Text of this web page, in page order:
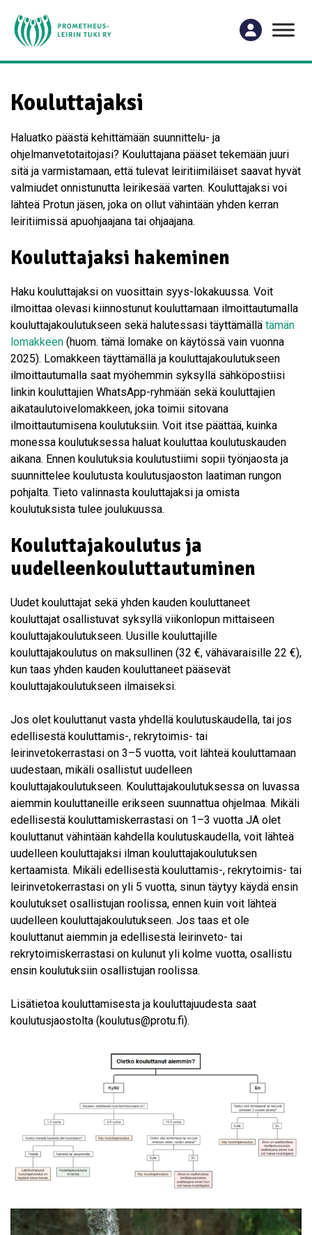
Kouluttajaksi
Haluatko päästä kehittämään suunnittelu- ja
ohjelmanvetotaitojasi? Kouluttajana pääset tekemään juuri
sitä ja varmistamaan, että tulevat leiritiimiläiset saavat hyvät
valmiudet onnistunutta leirikesää varten. Kouluttajaksi voi
lähteä Protun jäsen, joka on ollut vähintään yhden kerran
leiritiimissä apuohjaajana tai ohjaajana.
Kouluttajaksi hakeminen
Haku kouluttajaksi on vuosittain syys-lokakuussa. Voit
ilmoittaa olevasi kiinnostunut kouluttamaan ilmoittautumalla
kouluttajakoulutukseen sekä halutessasi täyttämällä tämän
lomakkeen (huom. tämä lomake on käytössä vain vuonna
2025). Lomakkeen täyttämällä ja kouluttajakoulutukseen
ilmoittautumalla saat myöhemmin syksyllä sähköpostiisi
linkin kouluttajien WhatsApp-ryhmään sekä kouluttajien
aikataulutoivelomakkeen, joka toimii sitovana
ilmoittautumisena koulutuksiin. Voit itse päättää, kuinka
monessa koulutuksessa haluat kouluttaa koulutuskauden
aikana. Ennen koulutuksia koulutustiimi sopii työnjaosta ja
suunnittelee koulutusta koulutusjaoston laatiman rungon
pohjalta. Tieto valinnasta kouluttajaksi ja omista
koulutuksista tulee joulukuussa.
Kouluttajakoulutus ja
uudelleenkouluttautuminen
Uudet kouluttajat sekä yhden kauden kouluttaneet
kouluttajat osallistuvat syksyllä viikonlopun mittaiseen
kouluttajakoulutukseen. Uusille kouluttajille
kouluttajakoulutus on maksullinen (32 €, vähävaraisille 22 €),
kun taas yhden kauden kouluttaneet pääsevät
kouluttajakoulutukseen ilmaiseksi.
Jos olet kouluttanut vasta yhdellä koulutuskaudella, tai jos
edellisestä kouluttamis-, rekrytoimis- tai
leirinvetokerrastasi on 3–5 vuotta, voit lähteä kouluttamaan
uudestaan, mikäli osallistut uudelleen
kouluttajakoulutukseen. Kouluttajakoulutuksessa on luvassa
aiemmin kouluttaneille erikseen suunnattua ohjelmaa. Mikäli
edellisestä kouluttamiskerrastasi on 1–3 vuotta JA olet
kouluttanut vähintään kahdella koulutuskaudella, voit lähteä
uudelleen kouluttajaksi ilman kouluttajakoulutuksen
kertaamista. Mikäli edellisestä kouluttamis-, rekrytoimis- tai
leirinvetokerrastasi on yli 5 vuotta, sinun täytyy käydä ensin
koulutukset osallistujan roolissa, ennen kuin voit lähteä
uudelleen kouluttajakoulutukseen. Jos taas et ole
kouluttanut aiemmin ja edellisestä leirinveto- tai
rekrytoimiskerrastasi on kulunut yli kolme vuotta, osallistu
ensin koulutuksiin osallistujan roolissa.
Lisätietoa kouluttamisesta ja kouluttajuudesta saat
koulutusjaostolta (koulutus@protu.fi).